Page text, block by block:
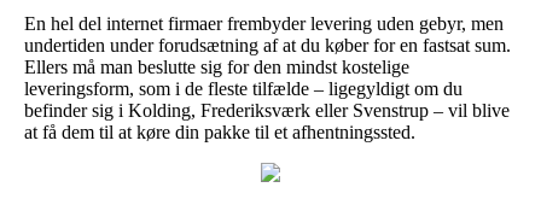
En hel del internet firmaer frembyder levering uden gebyr, men
undertiden under forudsætning af at du køber for en fastsat sum.
Ellers må man beslutte sig for den mindst kostelige
leveringsform, som i de fleste tilfælde – ligegyldigt om du
befinder sig i Kolding, Frederiksværk eller Svenstrup – vil blive
at få dem til at køre din pakke til et afhentningssted.